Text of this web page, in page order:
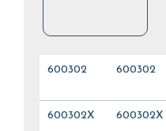
600302 600302
600302X 600302X